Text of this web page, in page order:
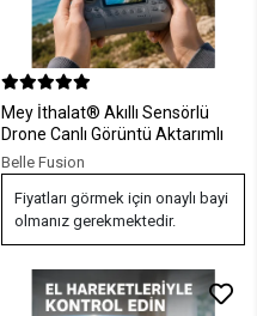
Mey İthalat® Akıllı Sensörlü
Drone Canlı Görüntü Aktarımlı
Belle Fusion
Fiyatları görmek için onaylı bayi
olmanız gerekmektedir.